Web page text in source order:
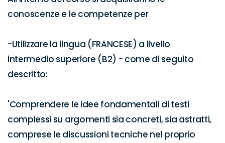
conoscenze e le competenze per
-Utilizzare la lingua (FRANCESE) a livello
intermedio superiore (B2) - come di seguito
descritto:
'Comprendere le idee fondamentali di testi
complessi su argomenti sia concreti, sia astratti,
comprese le discussioni tecniche nel proprio